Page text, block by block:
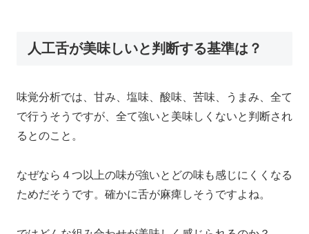
人工舌が美味しいと判断する基準は？
味覚分析では、甘み、塩味、酸味、苦味、うまみ、全て
で行うそうですが、全て強いと美味しくないと判断され
るとのこと。
なぜなら４つ以上の味が強いとどの味も感じにくくなる
ためだそうです。確かに舌が麻痺しそうですよね。